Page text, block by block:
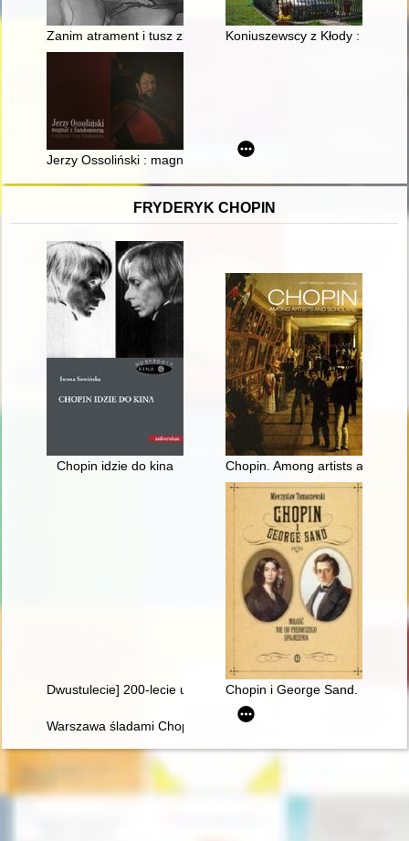
Zanim atrament i tusz zbieleją : Westfalaków biogramy
Koniuszewscy z Kłody : z
Jerzy Ossoliński : magnat z Sandomierza = a magnate from
FRYDERYK CHOPIN
Chopin idzie do kina Chopin. Among artists and
Dwustulecie] 200-lecie urodzin Fryderyka Chopina
Chopin i George Sand. Miłość
Warszawa śladami Chopina. Spacerownik